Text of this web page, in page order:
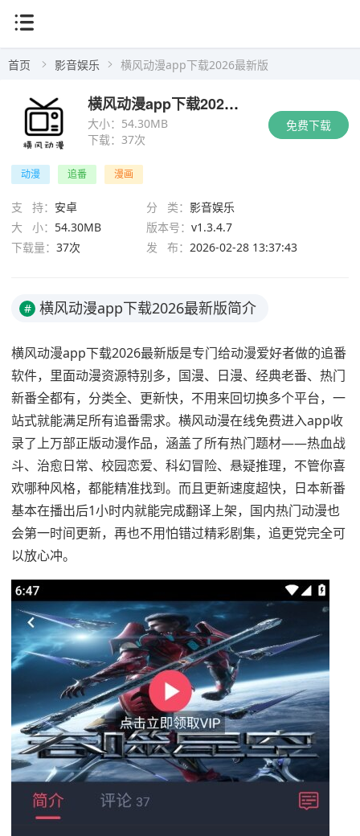
首页 影音娱乐 横风动漫app下载2026最新版
免费下载
大小： 54.30MB
下载： 37次
横风动漫app下载2026最新版
动漫 追番 漫画
支 持： 安卓 分 类： 影音娱乐
大 小： 54.30MB 版本号： v1.3.4.7
下载量： 37次 发 布： 2026-02-28 13:37:43
# 横风动漫app下载2026最新版简介
横风动漫app下载2026最新版是专门给动漫爱好者做的追番
软件，里面动漫资源特别多，国漫、日漫、经典老番、热门
新番全都有，分类全、更新快，不用来回切换多个平台，一
站式就能满足所有追番需求。横风动漫在线免费进入app收
录了上万部正版动漫作品，涵盖了所有热门题材——热血战
斗、治愈日常、校园恋爱、科幻冒险、悬疑推理，不管你喜
欢哪种风格，都能精准找到。而且更新速度超快，日本新番
基本在播出后1小时内就能完成翻译上架，国内热门动漫也
会第一时间更新，再也不用怕错过精彩剧集，追更党完全可
以放心冲。